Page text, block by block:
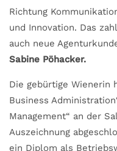
Richtung
und Innovation. Das
auch neue
Sabine Pöhacker.
Die gebürtige Wienerin
Business
Management“ an der
Auszeichnung
ein Diplom als